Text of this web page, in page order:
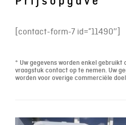
[contact-form-7 id=”11490″]
* Uw gegevens worden enkel gebruikt
vraagstuk contact op te nemen. Uw
worden voor overige commerciële